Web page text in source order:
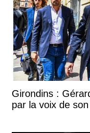
Girondins :
par la voix de